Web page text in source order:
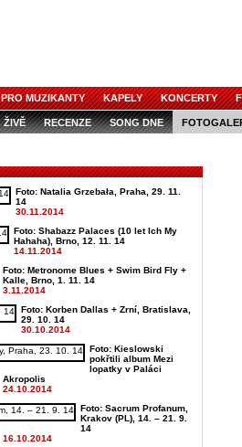
PRO MUZIKANTY KAPELY KONCERTY
ŽIVĚ RECENZE SONG DNE
Foto: Natalia Grzebała, Praha, 29. 11.
14
30.11.2014
Foto: Shabazz Palaces (10 let Ich My
Hahaha), Brno, 12. 11. 14
14.11.2014
Foto: Metronome Blues + Swim Bird Fly +
Kalle, Brno, 1. 11. 14
3.11.2014
Foto: Korben Dallas + Zrní, Bratislava,
29. 10. 14
30.10.2014
Foto: Kieslowski
pokřtili album Mezi
lopatky v Paláci
Akropolis
24.10.2014
Foto: Sacrum Profanum,
Krakov (PL), 14. – 21. 9.
14
16.10.2014